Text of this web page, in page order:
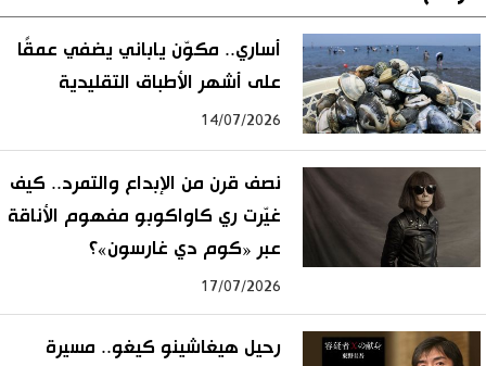
أساري.. مكوّن ياباني يضفي عمقًا
على أشهر الأطباق التقليدية
14/07/2026
نصف قرن من الإبداع والتمرد.. كيف
غيّرت ري كاواكوبو مفهوم الأناقة
عبر «كوم دي غارسون»؟
17/07/2026
رحيل هيغاشينو كيغو.. مسيرة